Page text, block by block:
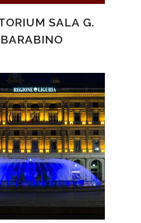
SALA G.
BARABINO